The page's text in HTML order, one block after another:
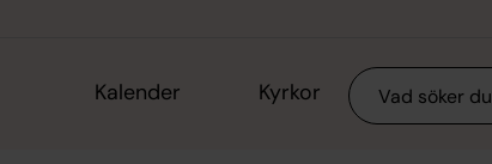
Kalender Kyrkor Sök